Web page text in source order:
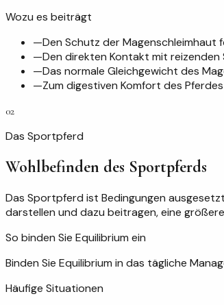
Wozu es beiträgt
—Den Schutz der Magenschleimhaut
—Den direkten Kontakt mit reizenden
—Das normale Gleichgewicht des
—Zum digestiven Komfort des
02
Das Sportpferd
Wohlbefinden des Sportpferds
Das Sportpferd ist Bedingungen
darstellen und dazu beitragen, eine
So binden Sie Equilibrium ein
Binden Sie Equilibrium in das tägliche
Häufige Situationen